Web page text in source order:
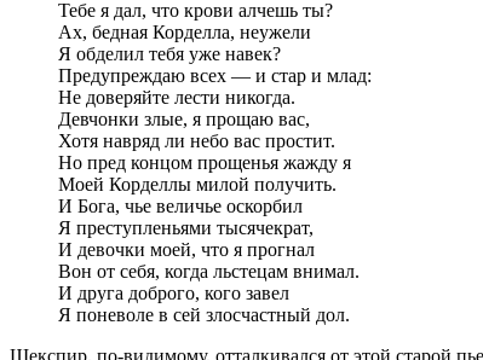
Тебе я дал, что крови алчешь ты?
Ах, бедная Корделла, неужели
Я обделил тебя уже навек?
Предупреждаю всех — и стар и млад:
Не доверяйте лести никогда.
Девчонки злые, я прощаю вас,
Хотя навряд ли небо вас простит.
Но пред концом прощенья жажду я
Моей Корделлы милой получить.
И Бога, чье величье оскорбил
Я преступленьями тысячекрат,
И девочки моей, что я прогнал
Вон от себя, когда льстецам внимал.
И друга доброго, кого завел
Я поневоле в сей злосчастный дол.
Шекспир, по-видимому, отталкивался от этой старой